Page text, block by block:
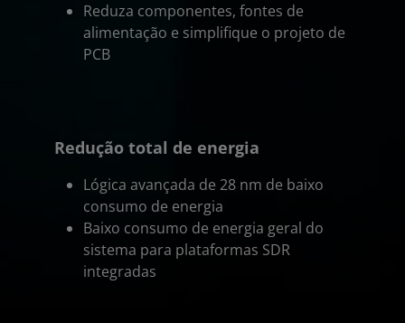
Reduza componentes, fontes de
alimentação e simplifique o projeto de
PCB
Redução total de energia
Lógica avançada de 28 nm de baixo
consumo de energia
Baixo consumo de energia geral do
sistema para plataformas SDR
integradas